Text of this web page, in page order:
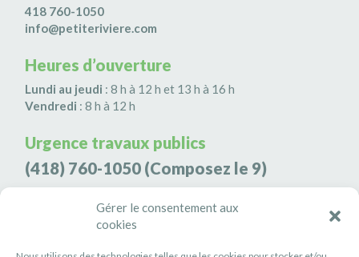
Gérer le consentement aux
cookies
418 760-1050
info@petiteriviere.com
Heures d’ouverture
Lundi au jeudi : 8 h à 12 h et 13 h à 16 h
Vendredi : 8 h à 12 h
Urgence travaux publics
(418) 760-1050 (Composez le 9)
Agence de sécurité S3K9
(418) 808-9566